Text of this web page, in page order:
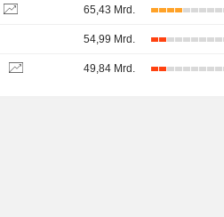
65,43 Mrd.
54,99 Mrd.
49,84 Mrd.